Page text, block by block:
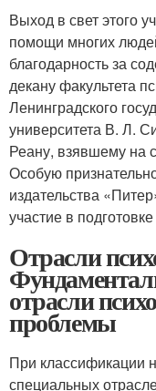
Выход в свет этого
помощи многих
благодарность за
декану факультета
Ленинградского
университета В. Л.
Реану, взявшему на
Особую
издательства
участие в
Отрасли
отрасли
проблемы
При классификации
специальных